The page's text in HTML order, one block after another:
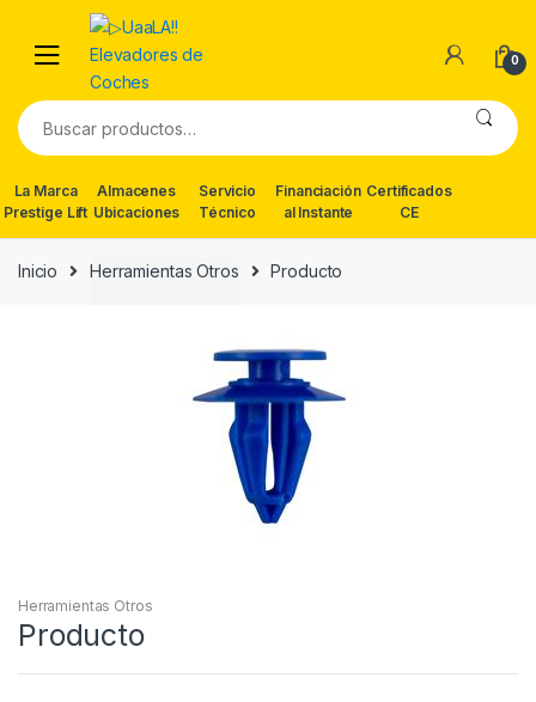
navigation
content
0
Buscar
por:
La Marca
Prestige Lift
Almacenes
Ubicaciones
Servicio
Técnico
Financiación
al Instante
Certificados
CE
Inicio Herramientas Otros Producto
Herramientas Otros
Producto